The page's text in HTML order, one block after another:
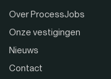
Over ProcessJobs
Onze vestigingen
Nieuws
Contact